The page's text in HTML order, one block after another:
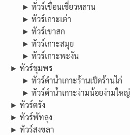
► ทัวร์เขื่อนเชี่ยวหลาน
► ทัวร์เกาะเต่า
► ทัวร์เขาสก
► ทัวร์เกาะสมุย
► ทัวร์เกาะพะงัน
► ทัวร์ชุมพร
► ทัวร์ดำน้ำเกาะร้านเป็ดร้านไก่
► ทัวร์ดำน้ำเกาะง่ามน้อยง่ามใหญ่
► ทัวร์ตรัง
► ทัวร์พัทลุง
► ทัวร์สงขลา